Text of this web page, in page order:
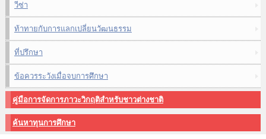
วีซ่า
ท้าทายกับการแลกเปลี่ยนวัฒนธรรม
ที่ปรึกษา
ข้อควรระวังเมื่อจบการศึกษา
คู่มือการจัดการภาวะวิกฤติสำหรับชาวต่างชาติ
ค้นหาทุนการศึกษา